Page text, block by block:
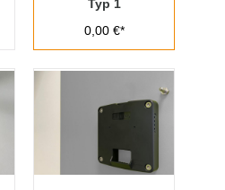
Typ 1
0,00 €*